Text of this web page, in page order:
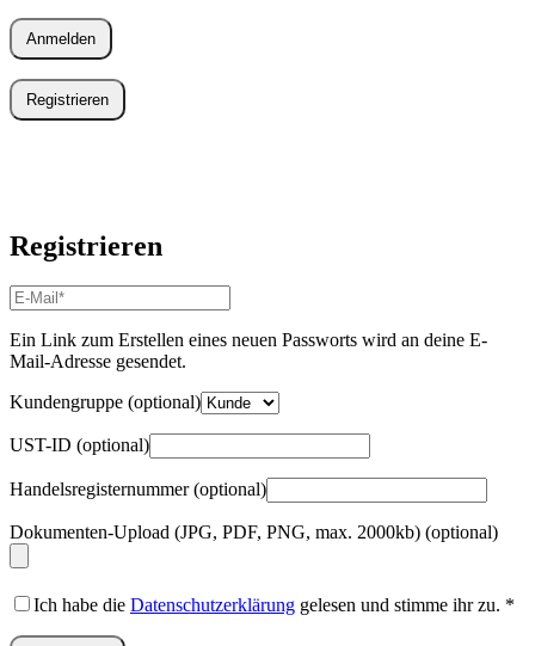
Anmelden
Registrieren
Registrieren
E-
Mail-
Adresse*
Erforderlich
Ein Link zum Erstellen eines neuen Passworts wird an deine E-
Mail-Adresse gesendet.
Kundengruppe (optional)
UST-ID (optional)
Handelsregisternummer(optional)
Dokumenten-Upload (JPG, PDF, PNG, max. 2000kb) (optional)
Ich habe die Datenschutzerklärung gelesen und stimme ihr zu. *